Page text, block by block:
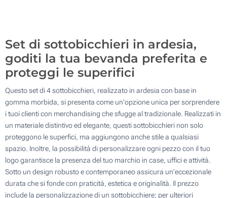
Set di sottobicchieri in ardesia,
goditi la tua bevanda preferita e
proteggi le superifici
Questo set di 4 sottobicchieri, realizzato in ardesia con base in
gomma morbida, si presenta come un'opzione unica per sorprendere
i tuoi clienti con merchandising che sfugge al tradizionale. Realizzati in
un materiale distintivo ed elegante, questi sottobicchieri non solo
proteggono le superfici, ma aggiungono anche stile a qualsiasi
spazio. Inoltre, la possibilità di personalizzare ogni pezzo con il tuo
logo garantisce la presenza del tuo marchio in case, uffici e attività.
Sotto un design robusto e contemporaneo assicura un'eccezionale
durata che si fonde con praticità, estetica e originalità. Il prezzo
include la personalizzazione di un sottobicchiere; per ulteriori